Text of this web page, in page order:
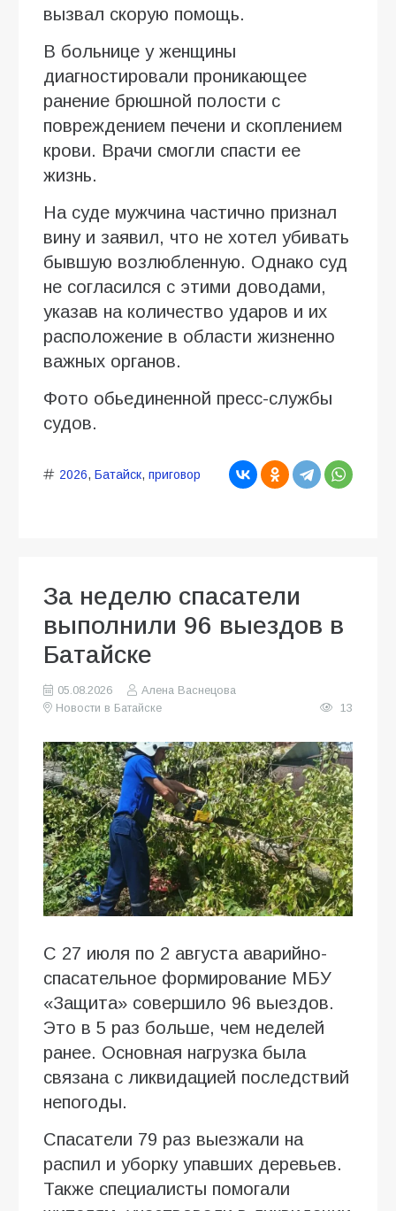
вызвал скорую помощь.
В больнице у женщины
диагностировали проникающее
ранение брюшной полости с
повреждением печени и скоплением
крови. Врачи смогли спасти ее
жизнь.
На суде мужчина частично признал
вину и заявил, что не хотел убивать
бывшую возлюбленную. Однако суд
не согласился с этими доводами,
указав на количество ударов и их
расположение в области жизненно
важных органов.
Фото обьединенной пресс-службы
судов.
2026, Батайск, приговор
За неделю спасатели
выполнили 96 выездов в
Батайске
05.08.2026
Алена Васнецова
Новости в Батайске
13
С 27 июля по 2 августа аварийно-
спасательное формирование МБУ
«Защита» совершило 96 выездов.
Это в 5 раз больше, чем неделей
ранее. Основная нагрузка была
связана с ликвидацией последствий
непогоды.
Спасатели 79 раз выезжали на
распил и уборку упавших деревьев.
Также специалисты помогали